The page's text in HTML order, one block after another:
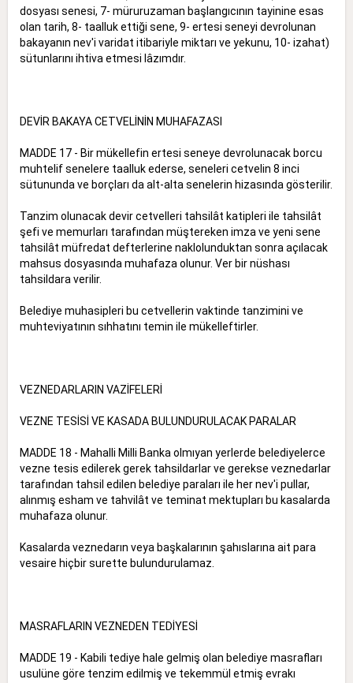
dosyası senesi, 7- müruruzaman başlangıcının tayinine esas
olan tarih, 8- taalluk ettiği sene, 9- ertesi seneyi devrolunan
bakayanın nev'i varidat itibariyle miktarı ve yekunu, 10- izahat)
sütunlarını ihtiva etmesi lâzımdır.
DEVİR BAKAYA CETVELİNİN MUHAFAZASI
MADDE 17 - Bir mükellefin ertesi seneye devrolunacak borcu
muhtelif senelere taalluk ederse, seneleri cetvelin 8 inci
sütununda ve borçları da alt-alta senelerin hizasında gösterilir.
Tanzim olunacak devir cetvelleri tahsilât katipleri ile tahsilât
şefi ve memurları tarafından müştereken imza ve yeni sene
tahsilât müfredat defterlerine naklolunduktan sonra açılacak
mahsus dosyasında muhafaza olunur. Ver bir nüshası
tahsildara verilir.
Belediye muhasipleri bu cetvellerin vaktinde tanzimini ve
muhteviyatının sıhhatını temin ile mükelleftirler.
VEZNEDARLARIN VAZİFELERİ
VEZNE TESİSİ VE KASADA BULUNDURULACAK PARALAR
MADDE 18 - Mahalli Milli Banka olmıyan yerlerde belediyelerce
vezne tesis edilerek gerek tahsildarlar ve gerekse veznedarlar
tarafından tahsil edilen belediye paraları ile her nev'i pullar,
alınmış esham ve tahvilât ve teminat mektupları bu kasalarda
muhafaza olunur.
Kasalarda veznedarın veya başkalarının şahıslarına ait para
vesaire hiçbir surette bulundurulamaz.
MASRAFLARIN VEZNEDEN TEDİYESİ
MADDE 19 - Kabili tediye hale gelmiş olan belediye masrafları
usulüne göre tenzim edilmiş ve tekemmül etmiş evrakı